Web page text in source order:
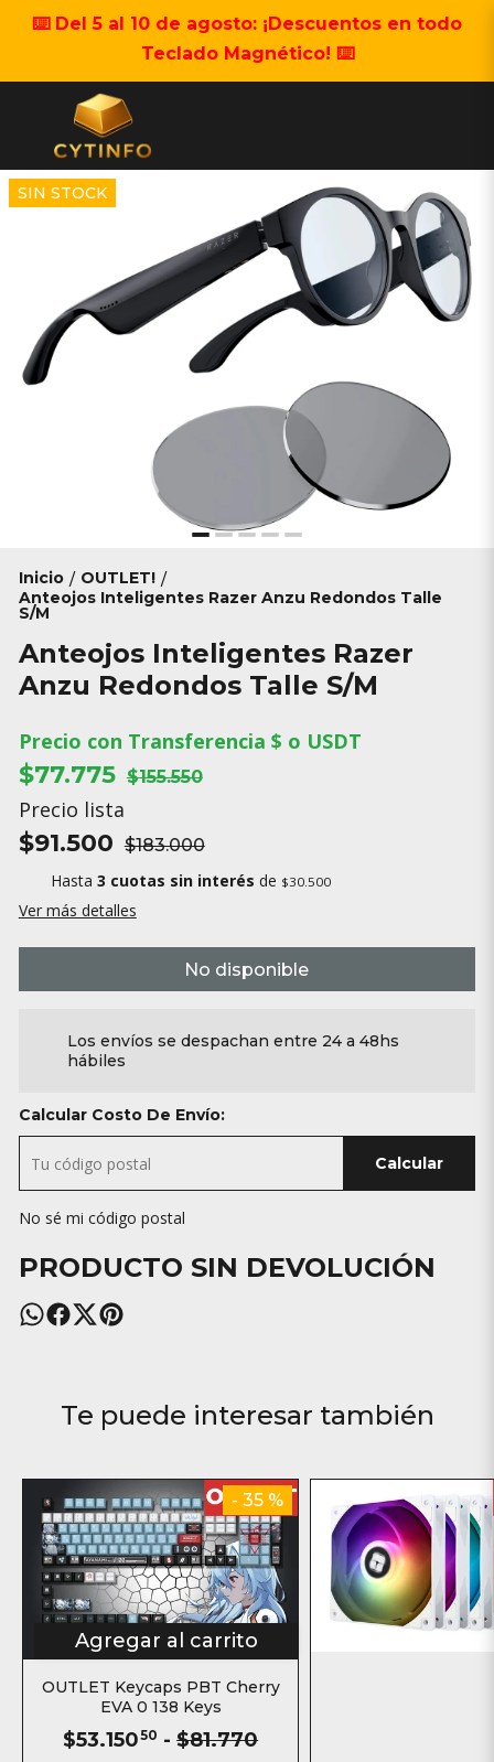
⌨️ Del 5 al 10 de agosto: ¡Descuentos en todo
Teclado Magnético! ⌨️
SIN STOCK
Inicio / OUTLET! /
Anteojos Inteligentes Razer Anzu Redondos Talle
S/M
Anteojos Inteligentes Razer
Anzu Redondos Talle S/M
Precio con Transferencia $ o USDT
$77.775 $155.550
Precio lista
$91.500 $183.000
Hasta 3 cuotas sin interés de $30.500
Ver más detalles
No disponible
Los envíos se despachan entre 24 a 48hs
hábiles
Calcular Costo De Envío:
Calcular
No sé mi código postal
PRODUCTO SIN DEVOLUCIÓN
Te puede interesar también
- 35 %
Agregar al carrito
OUTLET Keycaps PBT Cherry
EVA 0 138 Keys
$53.15050 - $81.770